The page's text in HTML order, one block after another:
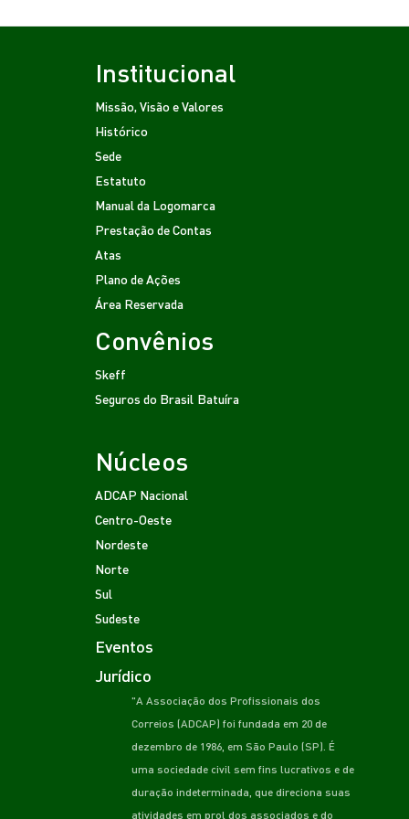
Institucional
Missão, Visão e Valores
Histórico
Sede
Estatuto
Manual da Logomarca
Prestação de Contas
Atas
Plano de Ações
Área Reservada
Convênios
Skeff
Seguros do Brasil Batuíra
Núcleos
ADCAP Nacional
Centro-Oeste
Nordeste
Norte
Sul
Sudeste
Eventos
Jurídico
"A Associação dos Profissionais dos
Correios (ADCAP) foi fundada em 20 de
dezembro de 1986, em São Paulo (SP). É
uma sociedade civil sem fins lucrativos e de
duração indeterminada, que direciona suas
atividades em prol dos associados e do